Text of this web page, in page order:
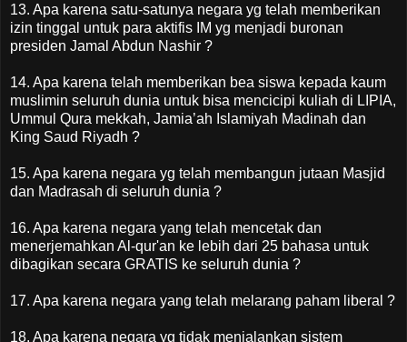
13. Apa karena satu-satunya negara yg telah memberikan
izin tinggal untuk para aktifis IM yg menjadi buronan
presiden Jamal Abdun Nashir ?
14. Apa karena telah memberikan bea siswa kepada kaum
muslimin seluruh dunia untuk bisa mencicipi kuliah di LIPIA,
Ummul Qura mekkah, Jamia’ah Islamiyah Madinah dan
King Saud Riyadh ?
15. Apa karena negara yg telah membangun jutaan Masjid
dan Madrasah di seluruh dunia ?
16. Apa karena negara yang telah mencetak dan
menerjemahkan Al-qur'an ke lebih dari 25 bahasa untuk
dibagikan secara GRATIS ke seluruh dunia ?
17. Apa karena negara yang telah melarang paham liberal ?
18. Apa karena negara yg tidak menjalankan sistem